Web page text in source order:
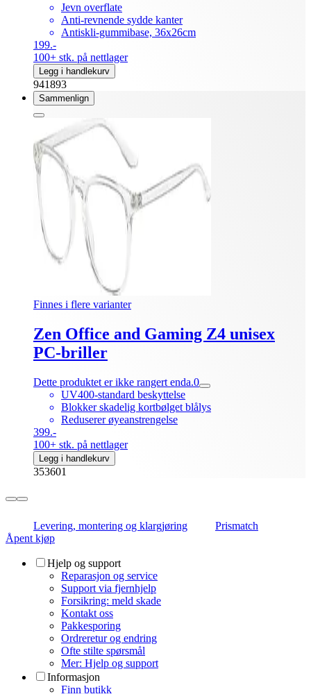
Jevn overflate
Anti-revnende sydde kanter
Antiskli-gummibase, 36x26cm
199.-
100+ stk. på nettlager
Legg i handlekurv
941893
Sammenlign
Finnes i flere varianter
Zen Office and Gaming Z4 unisex
PC-briller
Dette produktet er ikke rangert enda.0
UV400-standard beskyttelse
Blokker skadelig kortbølget blålys
Reduserer øyeanstrengelse
399.-
100+ stk. på nettlager
Legg i handlekurv
353601
Levering, montering og klargjøring
Prismatch
Åpent kjøp
Hjelp og support
Reparasjon og service
Support via fjernhjelp
Forsikring: meld skade
Kontakt oss
Pakkesporing
Ordreretur og endring
Ofte stilte spørsmål
Mer: Hjelp og support
Informasjon
Finn butikk